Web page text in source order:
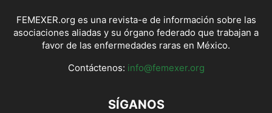
FEMEXER.org es una revista-e de información sobre las
asociaciones aliadas y su órgano federado que trabajan a
favor de las enfermedades raras en México.
Contáctenos: info@femexer.org
SÍGANOS